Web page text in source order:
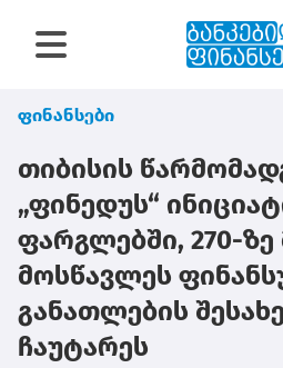
ფინანსები
თიბისის
„ფინედუს“
ფარგლებში, 270-ზე
მოსწავლეს
განათლების
ჩაუტარეს